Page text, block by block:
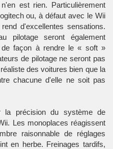
est rien. Particulièrement
ou, à défaut avec le Wii
d'excellentes sensations.
pilotage seront également
de façon à rendre le « soft »
de pilotage ne seront pas
des voitures bien que la
chacune d'elle ne soit pas
la précision du système de
Les monoplaces réagissent
raisonnable de réglages
en herbe. Freinages tardifs,